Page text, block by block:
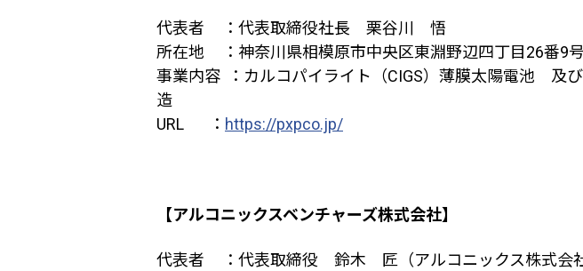
代表者 ：代表取締役社長 栗谷川 悟
所在地
：神奈川県相模原市中央区東淵野辺四丁目 26番9
事業内容
：カルコパイライト（CIGS）薄膜太陽電池 及
造
URL ： https://pxpco.jp/
【アルコニックスベンチャーズ株式会社】
代表者 ：代表取締役 鈴木 匠（アルコニックス株式会